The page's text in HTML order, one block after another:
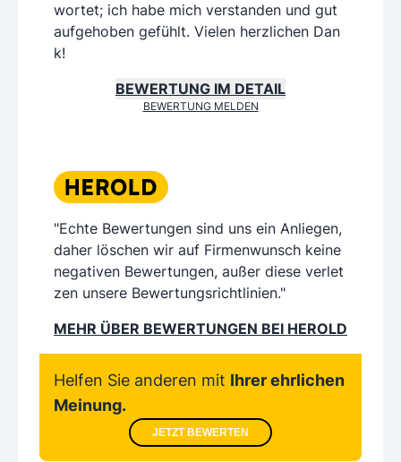
wortet; ich habe mich verstanden und gut
aufgehoben gefühlt. Vielen herzlichen Dan
k!
BEWERTUNG IM DETAIL
BEWERTUNG MELDEN
"Echte Bewertungen sind uns ein Anliegen,
daher löschen wir auf Firmenwunsch keine
negativen Bewertungen, außer diese verlet
zen unsere Bewertungsrichtlinien."
MEHR ÜBER BEWERTUNGEN BEI HEROLD
Helfen Sie anderen mit Ihrer ehrlichen
Meinung.
JETZT BEWERTEN